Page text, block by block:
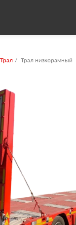
Трал Трал низкорамный